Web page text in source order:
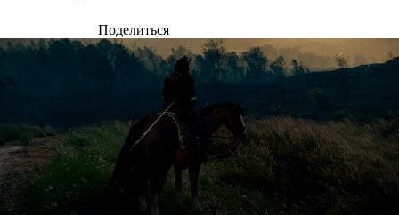
Поделиться